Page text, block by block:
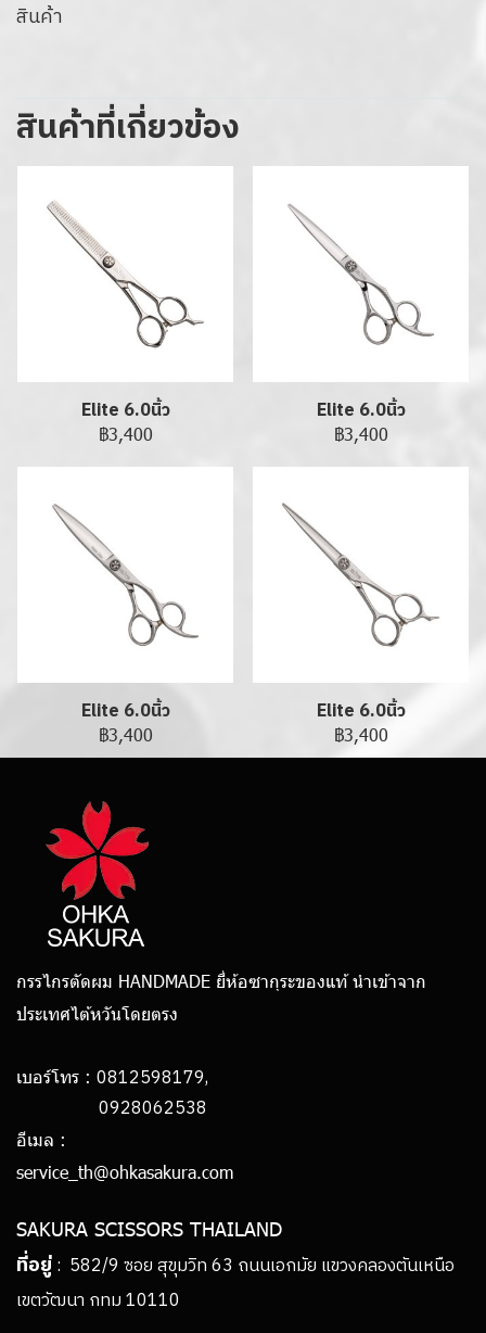
สินค้า
สินค้าที่เกี่ยวข้อง
Elite 6.0นิ้ว
฿3,400
Elite 6.0นิ้ว
฿3,400
Elite 6.0นิ้ว
฿3,400
Elite 6.0นิ้ว
฿3,400
กรรไกรตัดผม HANDMADE ยี่ห้อซากุระของแท้ นำเข้าจาก
ประเทศไต้หวันโดยตรง
เบอร์โทร : 0812598179,
0928062538
อีเมล :
service_th@ohkasakura.com
SAKURA SCISSORS THAILAND
ที่อยู่: 582/9 ซอย สุขุมวิท 63 ถนนเอกมัย แขวงคลองตันเหนือ
เขตวัฒนา กทม 10110